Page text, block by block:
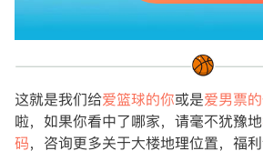
这就是我们给爱篮球的你或是爱男票
啦，如果你看中了哪家，请毫不犹豫地
码，咨询更多关于大楼地理位置，福